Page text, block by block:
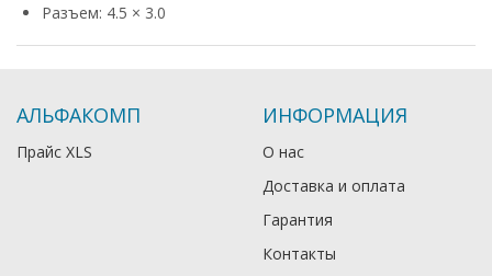
Разъем: 4.5 × 3.0
АЛЬФАКОМП
Прайс XLS
ИНФОРМАЦИЯ
О нас
Доставка и оплата
Гарантия
Контакты